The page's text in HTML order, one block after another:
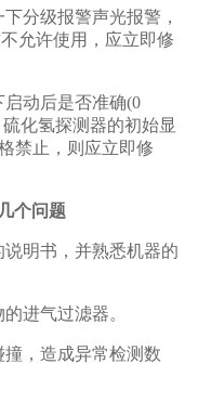
分级报警声光报警，
允许使用，应立即修
启动后是否准确(0
化氢探测器的初始显
禁止，则应立即修
个问题
说明书，并熟悉机器的
进气过滤器。
撞，造成异常检测数